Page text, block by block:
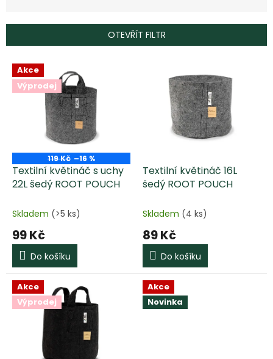
í
o
d
ů
OTEVŘÍT FILTR
V
p
o
d
u
Akce
Výprodej
119 Kč –16 %
Textilní květináč s uchy
22L šedý ROOT POUCH
Skladem (>5 ks)
99 Kč
Do košíku
Textilní květináč 16L
šedý ROOT POUCH
Skladem (4 ks)
89 Kč
Do košíku
Akce
Výprodej
Akce
Novinka